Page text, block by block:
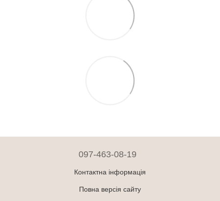
097-463-08-19
Контактна інформація
Повна версія сайту